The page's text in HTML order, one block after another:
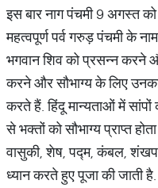
इस बार नाग पंचमी 9 अगस्त
महत्वपूर्ण पर्व गरुड़ पंचमी के
भगवान शिव को प्रसन्न करने
करने और सौभाग्य के लिए
करते हैं. हिंदू मान्यताओं में
से भक्तों को सौभाग्य प्राप्त
वासुकी, शेष, पद्म, कंबल,
ध्यान करते हुए पूजा की जाती